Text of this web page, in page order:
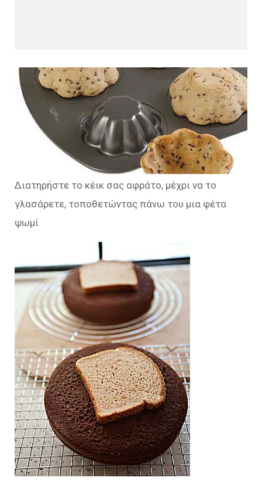
Διατηρήστε το κέικ σας αφράτο, μέχρι να το
γλασάρετε, τοποθετώντας πάνω του μια φέτα
ψωμί